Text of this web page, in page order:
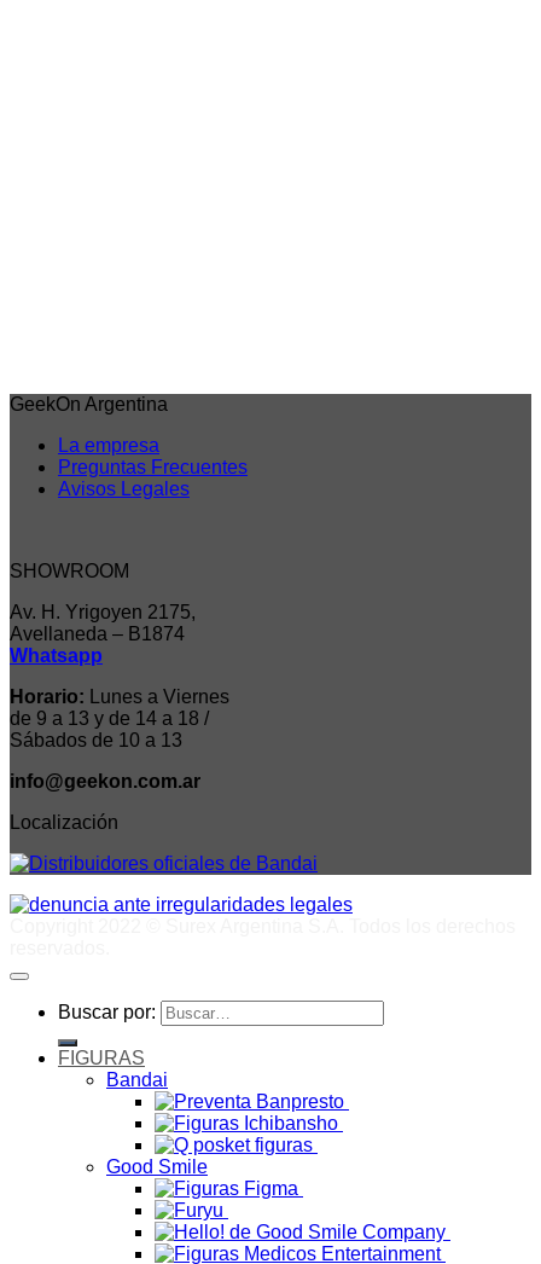
GeekOn Argentina
La empresa
Preguntas Frecuentes
Avisos Legales
SHOWROOM
Av. H. Yrigoyen 2175,
Avellaneda – B1874
Whatsapp
Horario: Lunes a Viernes
de 9 a 13 y de 14 a 18 /
Sábados de 10 a 13
info@geekon.com.ar
Localización
Buscar por:
FIGURAS
Bandai
Good Smile